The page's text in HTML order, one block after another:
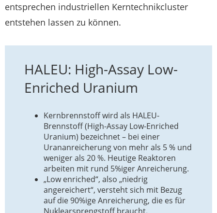
entsprechen industriellen Kerntechnikcluster
entstehen lassen zu können.
HALEU: High-Assay Low-
Enriched Uranium
Kernbrennstoff wird als HALEU-
Brennstoff (High-Assay Low-Enriched
Uranium) bezeichnet – bei einer
Urananreicherung von mehr als 5 % und
weniger als 20 %. Heutige Reaktoren
arbeiten mit rund 5%iger Anreicherung.
„Low enriched“, also „niedrig
angereichert“, versteht sich mit Bezug
auf die 90%ige Anreicherung, die es für